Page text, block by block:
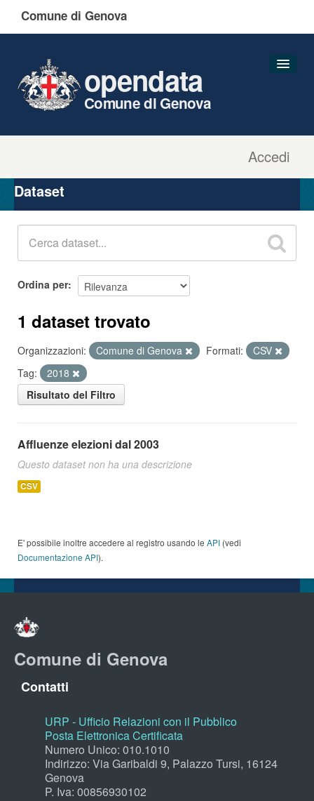
Comune di Genova
Accedi
opendata
Comune di Genova
Organizzazioni
Gruppi
Dataset
Ordina per
1 dataset trovato
Organizzazioni: Comune di Genova Formati:
CSV
Tag:
2018
Risultato del Filtro
Affluenze elezioni dal 2003
Questo dataset non ha una descrizione
CSV
E' possibile inoltre accedere al registro usando le API (vedi
Documentazione API).
Comune di Genova
Contatti
URP - Ufficio Relazioni con il Pubblico
Posta Elettronica Certificata
Numero Unico: 010.1010
Indirizzo: Via Garibaldi 9, Palazzo Tursi, 16124
Genova
P. Iva: 00856930102